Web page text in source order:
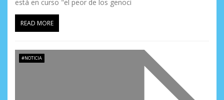
a
d
s
está en curso "el peor de los genoci
READ MORE
#NOTICIA